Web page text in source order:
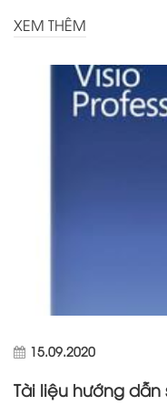
XEM THÊM
15.09.2020
Tài liệu hướng dẫn